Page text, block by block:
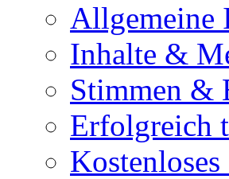
Allgemeine
Inhalte &
Stimmen &
Erfolgreich